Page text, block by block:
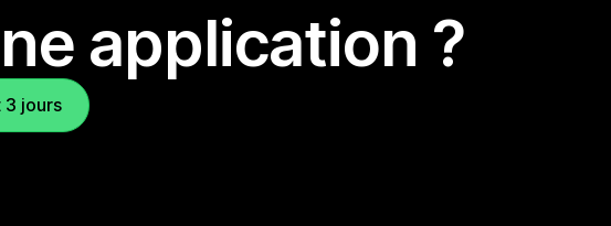
application ?
3 jours